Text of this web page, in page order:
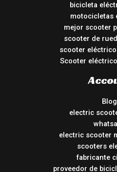
bicicleta
motocicletas
mejor scooter
scooter de
scooter
Scooter
Blog
electric
electric scooter
scooters
fabricante
proveedor de